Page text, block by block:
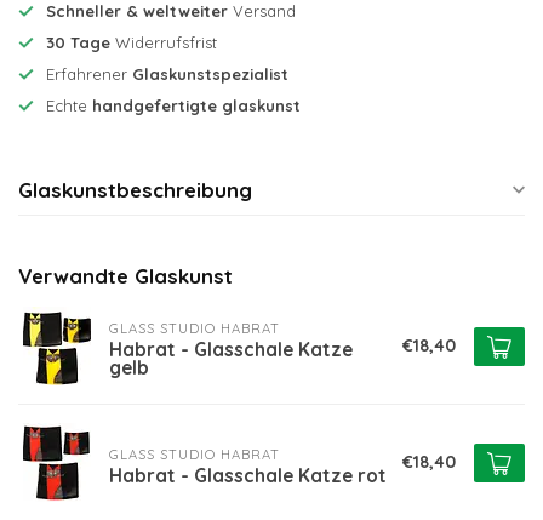
Schneller & weltweiter Versand
30 Tage Widerrufsfrist
Erfahrener Glaskunstspezialist
Echte handgefertigte glaskunst
Glaskunstbeschreibung
Verwandte Glaskunst
GLASS STUDIO HABRAT
Habrat - Glasschale Katze
gelb
€18,40
GLASS STUDIO HABRAT
Habrat - Glasschale Katze rot
€18,40